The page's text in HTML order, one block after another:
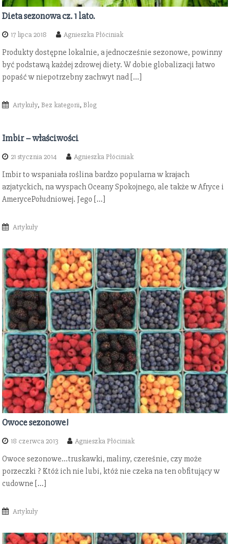
Dieta sezonowa cz. 1 lato.
17 lipca 2018 Agnieszka Płóciniak
Produkty dostępne lokalnie, a jednocześnie sezonowe, powinny
być podstawą każdej zdrowej diety. W dobie globalizacji łatwo
popaść w niepotrzebny zachwyt nad […]
Artykuły, Bez kategorii, Blog
Imbir – właściwości
21 stycznia 2014 Agnieszka Płóciniak
Imbir to wspaniała roślina bardzo popularna w krajach
azjatyckich, na wyspach Oceany Spokojnego, ale także w Afryce i
AmerycePołudniowej. Jego […]
Artykuły
Owoce sezonowe!
18 czerwca 2013 Agnieszka Płóciniak
Owoce sezonowe…truskawki, maliny, czereśnie, czy może
porzeczki ? Któż ich nie lubi, któż nie czeka na ten obfitujący w
cudowne […]
Artykuły